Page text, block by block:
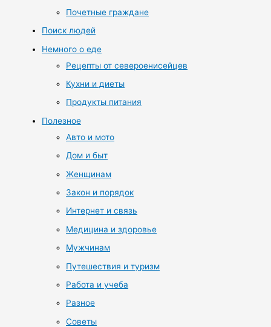
Почетные граждане
Поиск людей
Немного о еде
Рецепты от североенисейцев
Кухни и диеты
Продукты питания
Полезное
Авто и мото
Дом и быт
Женщинам
Закон и порядок
Интернет и связь
Медицина и здоровье
Мужчинам
Путешествия и туризм
Работа и учеба
Разное
Советы